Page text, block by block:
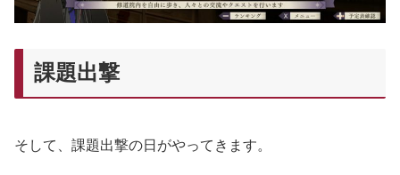
課題出撃
そして、課題出撃の日がやってきます。